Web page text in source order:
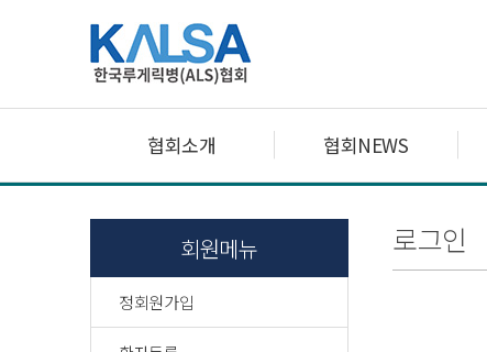
협회소개 협회NEWS
회원메뉴
정회원가입
로그인